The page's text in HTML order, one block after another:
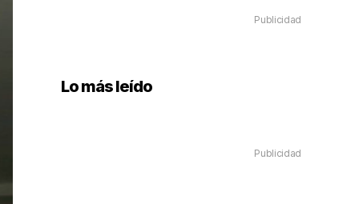
Publicidad
Lo más leído
Publicidad